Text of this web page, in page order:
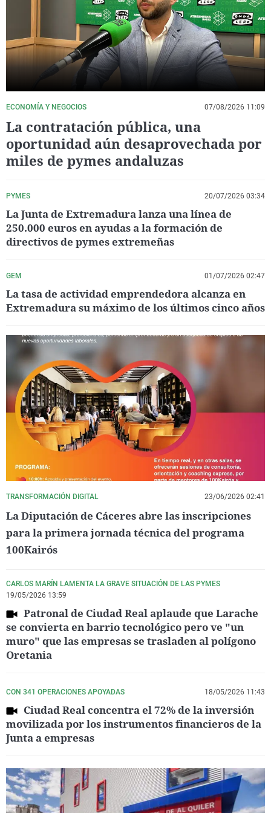
La rosa de los vientos
Gente viajera
Como el perro y el
Caso
Retornados
Equipo de
Operación Viuda
Extremadura
Galicia
La Rioja
País Vasco
Virales
Televisión
Elecciones
ECONOMÍA Y NEGOCIOS 07/08/2026 11:09
La contratación pública, una
oportunidad aún desaprovechada por
miles de pymes andaluzas
PYMES 20/07/2026 03:34
La Junta de Extremadura lanza una línea de
250.000 euros en ayudas a la formación de
directivos de pymes extremeñas
GEM 01/07/2026 02:47
La tasa de actividad emprendedora alcanza en
Extremadura su máximo de los últimos cinco años
TRANSFORMACIÓN DIGITAL 23/06/2026 02:41
La Diputación de Cáceres abre las inscripciones
para la primera jornada técnica del programa
100Kairós
CARLOS MARÍN LAMENTA LA GRAVE SITUACIÓN DE LAS PYMES
19/05/2026 13:59
Patronal de Ciudad Real aplaude que Larache
se convierta en barrio tecnológico pero ve "un
muro" que las empresas se trasladen al polígono
Oretania
CON 341 OPERACIONES APOYADAS 18/05/2026 11:43
Ciudad Real concentra el 72% de la inversión
movilizada por los instrumentos financieros de la
Junta a empresas